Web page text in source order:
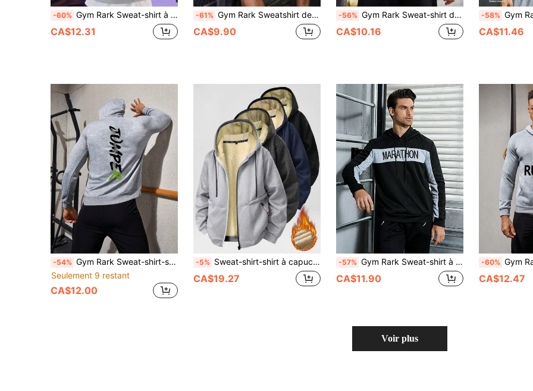
-60% Gym Rark Sweat-shirt à capuche de style boyfriend pour hommes avec cordon de serrage et imprimé lettres. Sweat-shirt-shirt de style boyfriend pour hommes
CA$12.31
-61% Gym Rark Sweatshirt de sport à imprimé lettre pour homme, sweatshirt pour homme
CA$9.90
-56% Gym Rark Sweat-shirt de sport à encolure dégagée avec motif slogan pour hommes
CA$10.16
-58% Gym Rark Sweat-shirt
CA$11.46
-54% Gym Rark Sweat-shirt-shirt de sport à poche kangourou avec cordon de serrage et motif lettrage pour hommes
Seulement 9 restant
CA$12.00
-5% Sweat-shirt-shirt à capuche zippé en polaire pour hommes avec doublure en polaire, veste d'hiver chaude à capuche, vêtement de sport décontracté et confortable
CA$19.27
-57% Gym Rark Sweat-shirt à capuche de sport à cordon de serrage avec graphique lettrage et blocs de couleur pour hommes
CA$11.90
-60% Gym Rark Sweat-shirt à
CA$12.47
Voir plus